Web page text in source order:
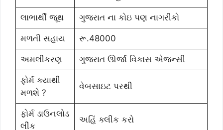
લાભાર્થી જૂથ ગુજરાત ના કોઇ પણ નાગરીકો
મળતી સહાય રૂ.48000
અમલીકરણ ગુજરાત ઊર્જા વિકાસ એજન્સી
ફોર્મ ક્યાથી
મળશે ?
વેબસાઇટ પરથી
ફોર્મ ડાઉનલોડ
લીંક
અહિં ક્લીક કરો